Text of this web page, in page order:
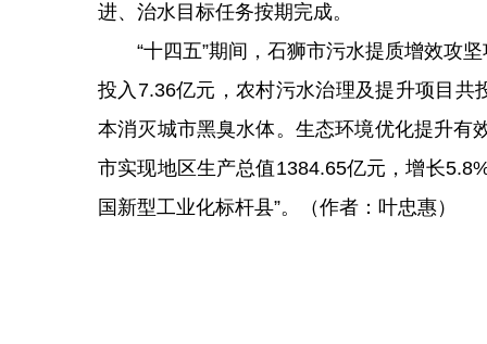
进、治水目标任务按期完成。
“十四五”期间，石狮市污水提质增效攻坚
投入7.36亿元，农村污水治理及提升项目
本消灭城市黑臭水体。生态环境优化提升有
市实现地区生产总值1384.65亿元，增长
国新型工业化标杆县”。（作者：叶忠惠）